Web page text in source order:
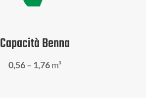
Capacità Benna
0,56 – 1,76m³